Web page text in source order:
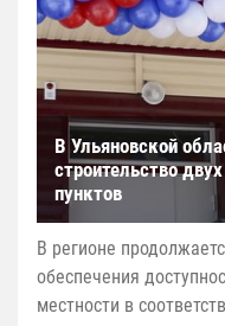
В Ульяновской
строительство
пунктов
В регионе
обеспечения
местности в